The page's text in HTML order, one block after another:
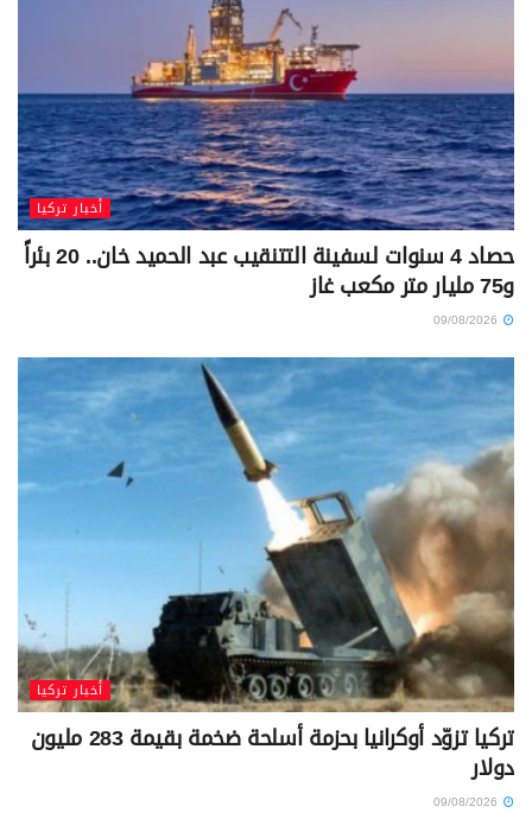
أخبار تركيا
حصاد 4 سنوات لسفينة التتنقيب عبد الحميد خان.. 20 بئراً
و75 مليار متر مكعب غاز
أخبار تركيا
تركيا تزوّد أوكرانيا بحزمة أسلحة ضخمة بقيمة 283 مليون
دولار